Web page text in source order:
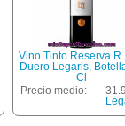
Vino Tinto Reserva R.
Duero Legaris,
Cl
Precio medio: